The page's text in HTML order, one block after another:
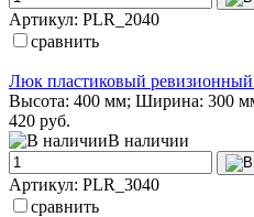
Артикул: PLR_2040
сравнить
Люк пластиковый
Высота: 400 мм; Ширина: 300
420 руб.
В наличии
Артикул: PLR_3040
сравнить